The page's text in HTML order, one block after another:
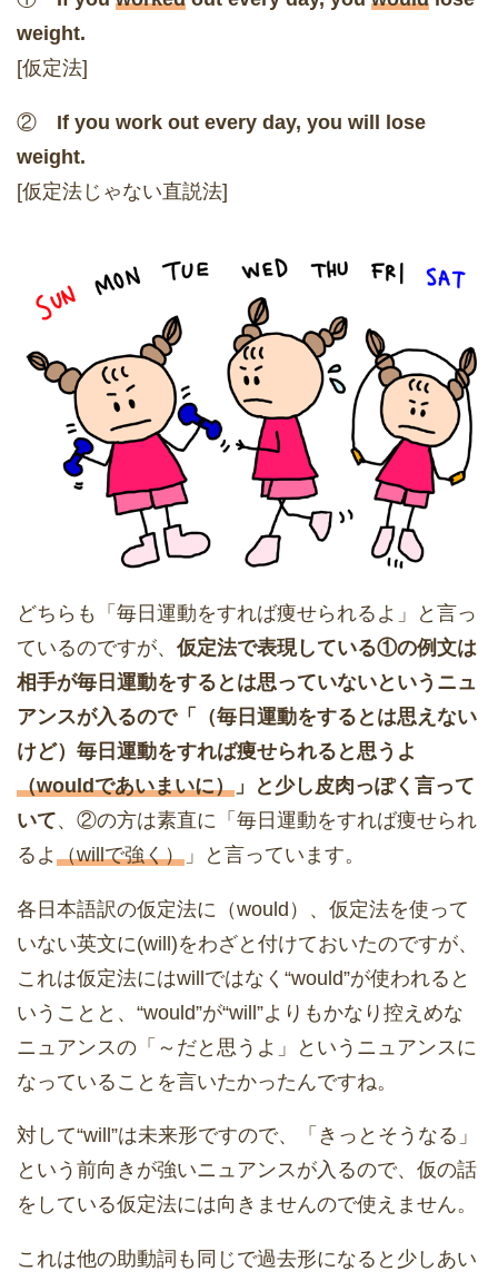
weight.
[仮定法]
② If you work out every day, you will lose
weight.
[仮定法じゃない直説法]
どちらも「毎日運動をすれば痩せられるよ」と言っ
ているのですが、 仮定法で表現している①の例文は
相手が毎日運動をするとは思っていないというニュ
アンスが入るので「（毎日運動をするとは思えない
けど）毎日運動をすれば痩せられると思うよ
（wouldであいまいに） 」と少し皮肉っぽく言って
いて、②の方は素直に「毎日運動をすれば痩せられ
るよ （willで強く） 」と言っています。
各日本語訳の仮定法に（would）、仮定法を使って
いない英文に(will)をわざと付けておいたのですが、
これは仮定法にはwillではなく“would”が使われると
いうことと、“would”が“will”よりもかなり控えめな
ニュアンスの「～だと思うよ」というニュアンスに
なっていることを言いたかったんですね。
対して“will”は未来形ですので、「きっとそうなる」
という前向きが強いニュアンスが入るので、仮の話
をしている仮定法には向きませんので使えません。
これは他の助動詞も同じで過去形になると少しあい